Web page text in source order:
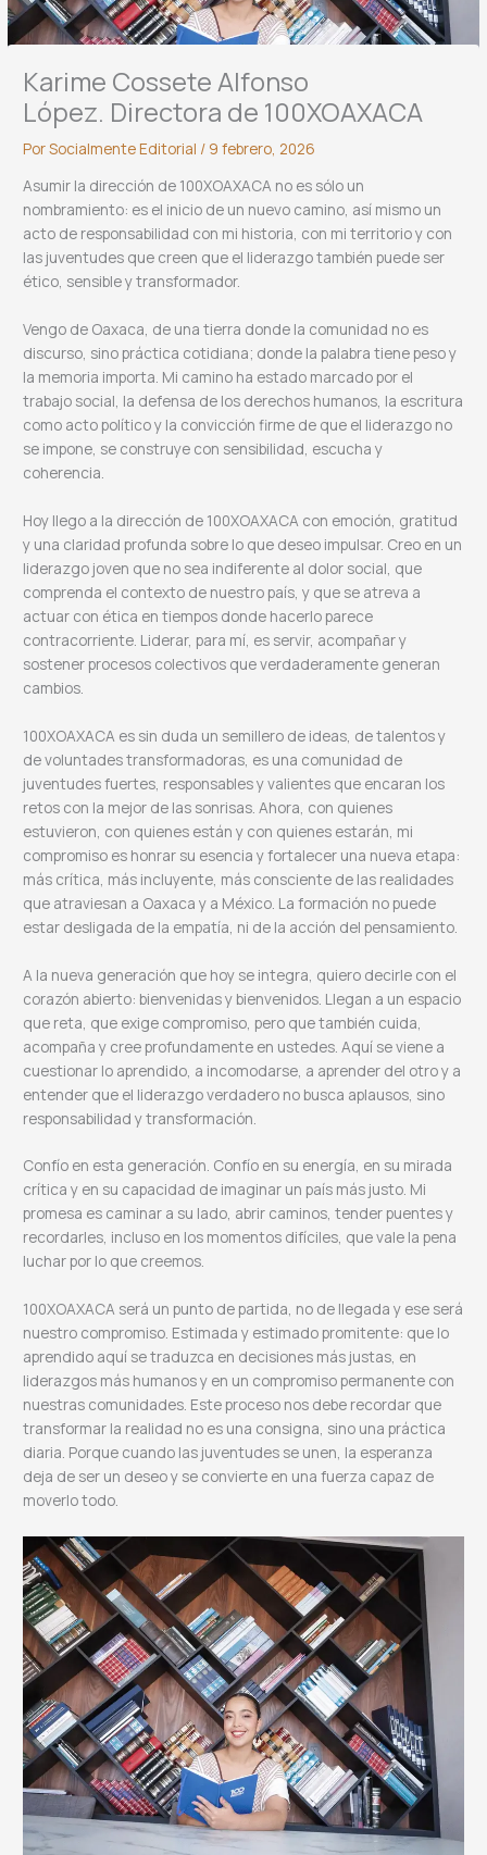
Karime Cossete Alfonso
López. Directora de 100XOAXACA
PorSocialmente Editorial / 9 febrero, 2026
Asumir la dirección de 100XOAXACA no es sólo un
nombramiento: es el inicio de un nuevo camino, así mismo un
acto de responsabilidad con mi historia, con mi territorio y con
las juventudes que creen que el liderazgo también puede ser
ético, sensible y transformador.
Vengo de Oaxaca, de una tierra donde la comunidad no es
discurso, sino práctica cotidiana; donde la palabra tiene peso y
la memoria importa. Mi camino ha estado marcado por el
trabajo social, la defensa de los derechos humanos, la escritura
como acto político y la convicción firme de que el liderazgo no
se impone, se construye con sensibilidad, escucha y
coherencia.
Hoy llego a la dirección de 100XOAXACA con emoción, gratitud
y una claridad profunda sobre lo que deseo impulsar. Creo en un
liderazgo joven que no sea indiferente al dolor social, que
comprenda el contexto de nuestro país, y que se atreva a
actuar con ética en tiempos donde hacerlo parece
contracorriente. Liderar, para mí, es servir, acompañar y
sostener procesos colectivos que verdaderamente generan
cambios.
100XOAXACA es sin duda un semillero de ideas, de talentos y
de voluntades transformadoras, es una comunidad de
juventudes fuertes, responsables y valientes que encaran los
retos con la mejor de las sonrisas. Ahora, con quienes
estuvieron, con quienes están y con quienes estarán, mi
compromiso es honrar su esencia y fortalecer una nueva etapa:
más crítica, más incluyente, más consciente de las realidades
que atraviesan a Oaxaca y a México. La formación no puede
estar desligada de la empatía, ni de la acción del pensamiento.
A la nueva generación que hoy se integra, quiero decirle con el
corazón abierto: bienvenidas y bienvenidos. Llegan a un espacio
que reta, que exige compromiso, pero que también cuida,
acompaña y cree profundamente en ustedes. Aquí se viene a
cuestionar lo aprendido, a incomodarse, a aprender del otro y a
entender que el liderazgo verdadero no busca aplausos, sino
responsabilidad y transformación.
Confío en esta generación. Confío en su energía, en su mirada
crítica y en su capacidad de imaginar un país más justo. Mi
promesa es caminar a su lado, abrir caminos, tender puentes y
recordarles, incluso en los momentos difíciles, que vale la pena
luchar por lo que creemos.
100XOAXACA será un punto de partida, no de llegada y ese será
nuestro compromiso. Estimada y estimado promitente: que lo
aprendido aquí se traduzca en decisiones más justas, en
liderazgos más humanos y en un compromiso permanente con
nuestras comunidades. Este proceso nos debe recordar que
transformar la realidad no es una consigna, sino una práctica
diaria. Porque cuando las juventudes se unen, la esperanza
deja de ser un deseo y se convierte en una fuerza capaz de
moverlo todo.